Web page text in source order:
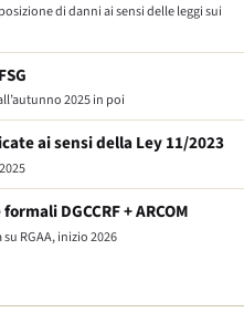
di danni ai sensi delle leggi sui
2025 in poi
ai sensi della Ley 11/2023
DGCCRF + ARCOM
RGAA, inizio 2026